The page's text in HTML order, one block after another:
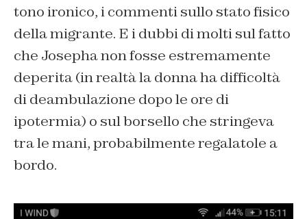
tono ironico, i commenti sullo stato fisico
della migrante. E i dubbi di molti sul fatto
che Josepha non fosse estremamente
deperita (in realtà la donna ha difficoltà
di deambulazione dopo le ore di
ipotermia) o sul borsello che stringeva
tra le mani, probabilmente regalatole a
bordo.